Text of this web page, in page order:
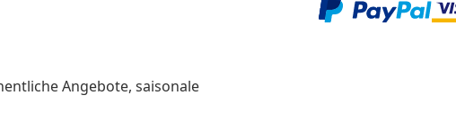
Angebote, saisonale